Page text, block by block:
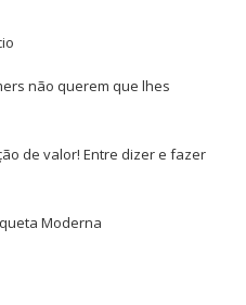
não querem que lhes
de valor! Entre dizer e fazer
Moderna